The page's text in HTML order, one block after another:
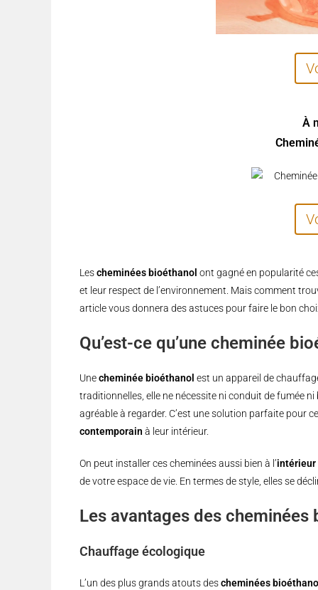
À
Lescheminées bioéthanol ont gagné en popularité
et leur respect de l’environnement. Mais comment
article vous donnera des astuces pour faire le bon
Qu’est-ce qu’une cheminée
Unecheminée bioéthanol est un appareil de
traditionnelles, elle ne nécessite ni conduit de fumée ni
agréable à regarder. C’est une solution parfaite pour
contemporain à leur intérieur.
On peut installer ces cheminées aussi bien à l’intérieur
de votre espace de vie. En termes de style, elles se
Les avantages des cheminées
Chauffage écologique
L’un des plus grands atouts descheminées